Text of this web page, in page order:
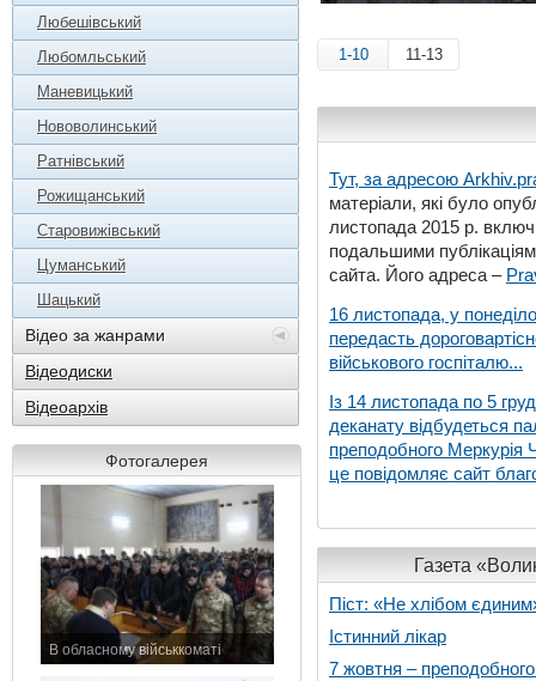
Любешівський
Любомльський
Маневицький
Нововолинський
Ратнівський
Рожищанський
Старовижівський
Цуманський
Шацький
Відео за жанрами
Відеодиски
Відеоархів
Фотогалерея
В обласному військкоматі
1-10 11-13
Тут, за адресою
матеріали, які було
листопада 2015 р.
подальшими
сайта. Його адреса –
16 листопада, у
передасть
військового госпіталю...
Із 14 листопада по 5
деканату відбудеться
преподобного Меркурія
це повідомляє сайт
Газета
Піст: «Не хлібом
Істинний лікар
7 жовтня –